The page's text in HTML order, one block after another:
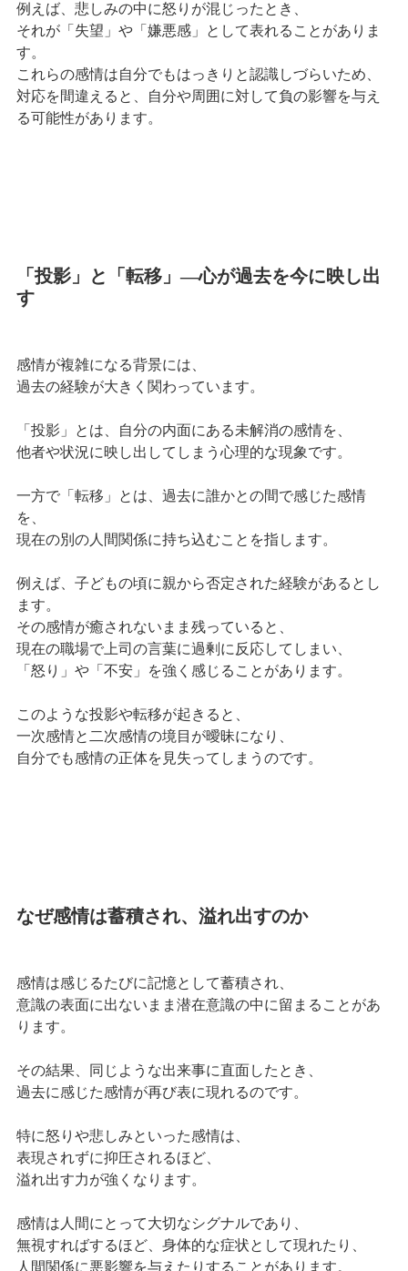
例えば、悲しみの中に怒りが混じったとき、
それが「失望」や「嫌悪感」として表れることがありま
す。
これらの感情は自分でもはっきりと認識しづらいため、
対応を間違えると、自分や周囲に対して負の影響を与え
る可能性があります。
「投影」と「転移」―心が過去を今に映し出
す
感情が複雑になる背景には、
過去の経験が大きく関わっています。
「投影」とは、自分の内面にある未解消の感情を、
他者や状況に映し出してしまう心理的な現象です。
一方で「転移」とは、過去に誰かとの間で感じた感情
を、
現在の別の人間関係に持ち込むことを指します。
例えば、子どもの頃に親から否定された経験があるとし
ます。
その感情が癒されないまま残っていると、
現在の職場で上司の言葉に過剰に反応してしまい、
「怒り」や「不安」を強く感じることがあります。
このような投影や転移が起きると、
一次感情と二次感情の境目が曖昧になり、
自分でも感情の正体を見失ってしまうのです。
なぜ感情は蓄積され、溢れ出すのか
感情は感じるたびに記憶として蓄積され、
意識の表面に出ないまま潜在意識の中に留まることがあ
ります。
その結果、同じような出来事に直面したとき、
過去に感じた感情が再び表に現れるのです。
特に怒りや悲しみといった感情は、
表現されずに抑圧されるほど、
溢れ出す力が強くなります。
感情は人間にとって大切なシグナルであり、
無視すればするほど、身体的な症状として現れたり、
人間関係に悪影響を与えたりすることがあります。